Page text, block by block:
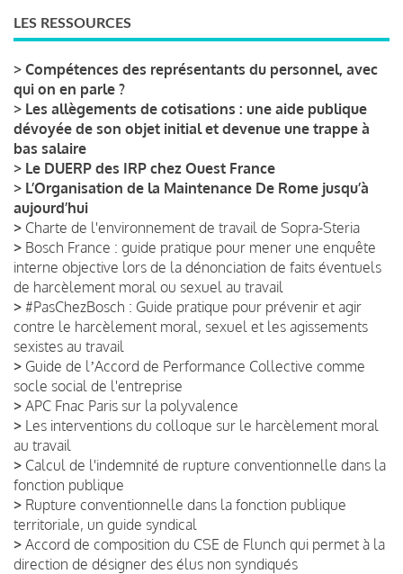
LES RESSOURCES
> Compétences des représentants du personnel, avec
qui on en parle ?
> Les allègements de cotisations : une aide publique
dévoyée de son objet initial et devenue une trappe à
bas salaire
> Le DUERP des IRP chez Ouest France
> L’Organisation de la Maintenance De Rome jusqu’à
aujourd’hui
> Charte de l'environnement de travail de Sopra-Steria
> Bosch France : guide pratique pour mener une enquête
interne objective lors de la dénonciation de faits éventuels
de harcèlement moral ou sexuel au travail
> #PasChezBosch : Guide pratique pour prévenir et agir
contre le harcèlement moral, sexuel et les agissements
sexistes au travail
> Guide de lʼAccord de Performance Collective comme
socle social de l'entreprise
> APC Fnac Paris sur la polyvalence
> Les interventions du colloque sur le harcèlement moral
au travail
> Calcul de l'indemnité de rupture conventionnelle dans la
fonction publique
> Rupture conventionnelle dans la fonction publique
territoriale, un guide syndical
> Accord de composition du CSE de Flunch qui permet à la
direction de désigner des élus non syndiqués